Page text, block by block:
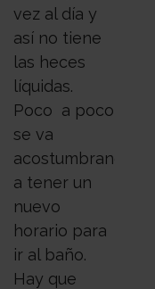
vez al día y
así no tiene
las heces
líquidas.
Poco a poco
se va
acostumbrando
a tener un
nuevo
horario para
ir al baño.
Hay que